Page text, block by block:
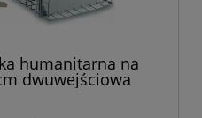
humanitarna na
dwuwejściowa